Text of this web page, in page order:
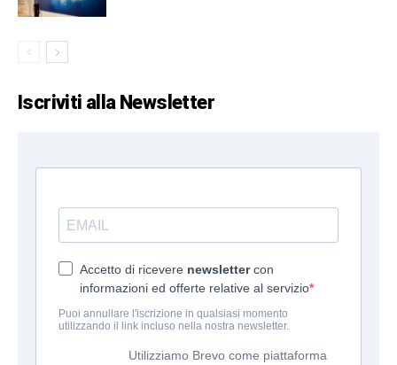
Iscriviti alla Newsletter